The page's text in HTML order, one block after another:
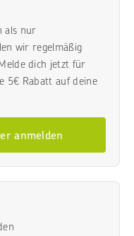
als nur
wir regelmäßig
dich jetzt für
5€ Rabatt auf deine
anmelden